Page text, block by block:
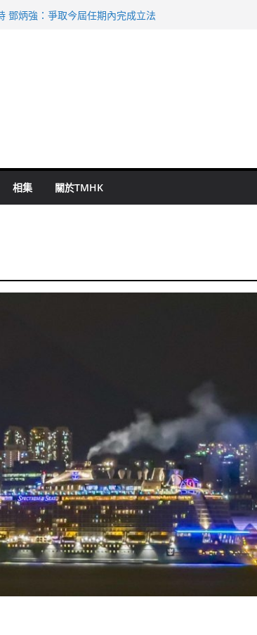
警方：下週起嚴打交通違例
相集 關於TMHK